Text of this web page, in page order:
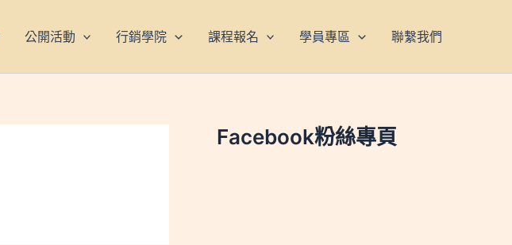
公開活動 行銷學院 課程報名 學員專區 聯繫我們
Facebook粉絲專頁